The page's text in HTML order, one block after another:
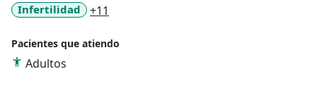
Infertilidad +11
Pacientes que atiendo
Adultos